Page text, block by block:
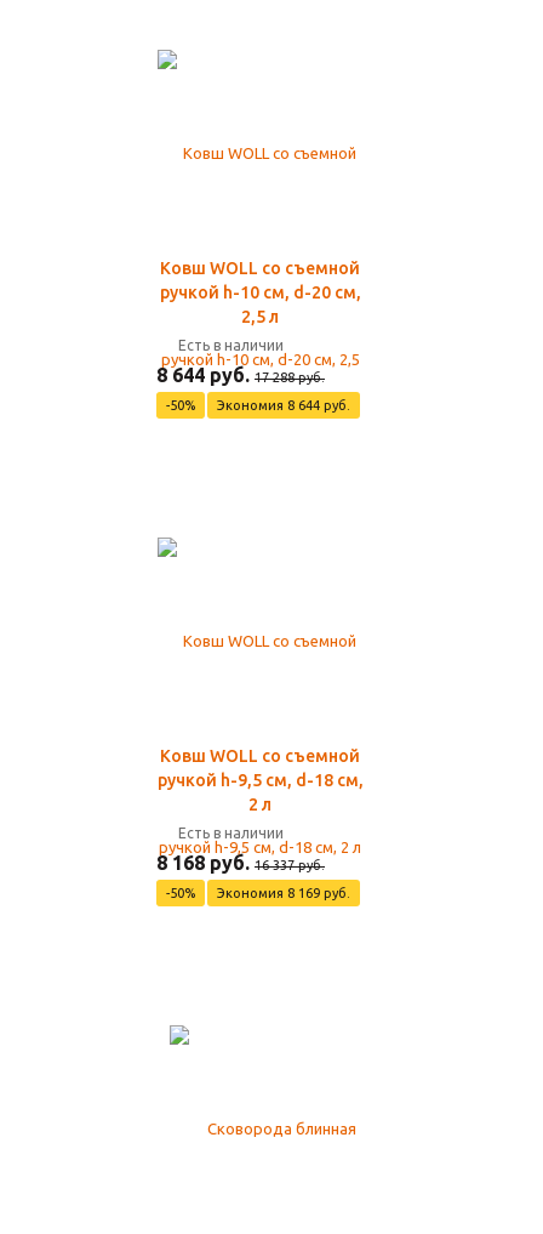
Ковш WOLL со съемной
ручкой h-10 см, d-20 см,
2,5 л
Есть в наличии
8 644 руб. 17 288 руб.
-50%
Экономия 8 644 руб.
Ковш WOLL со съемной
ручкой h-9,5 см, d-18 см,
2 л
Есть в наличии
8 168 руб. 16 337 руб.
-50%
Экономия 8 169 руб.